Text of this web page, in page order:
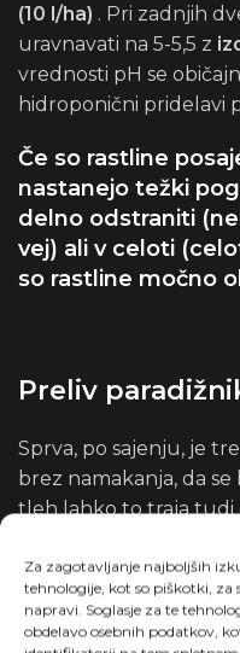
Za zagotavljanje najboljših
tehnologije, kot so piškotki, za
napravi. Soglasje za te
obdelavo osebnih podatkov,
(10 l/ha) . Pri zadnjih
uravnavati na 5-5,5 z
vrednosti pH se
hidroponični pridelavi
Če so rastline
nastanejo težki
delno odstraniti
vej) ali v celoti
so rastline močno
Preliv
Sprva, po sajenju, je
brez namakanja, da
tleh lahko to traja tudi
V tem obdobju je
vsakih 7 dni (pozneje
Humistart 0,5 % +